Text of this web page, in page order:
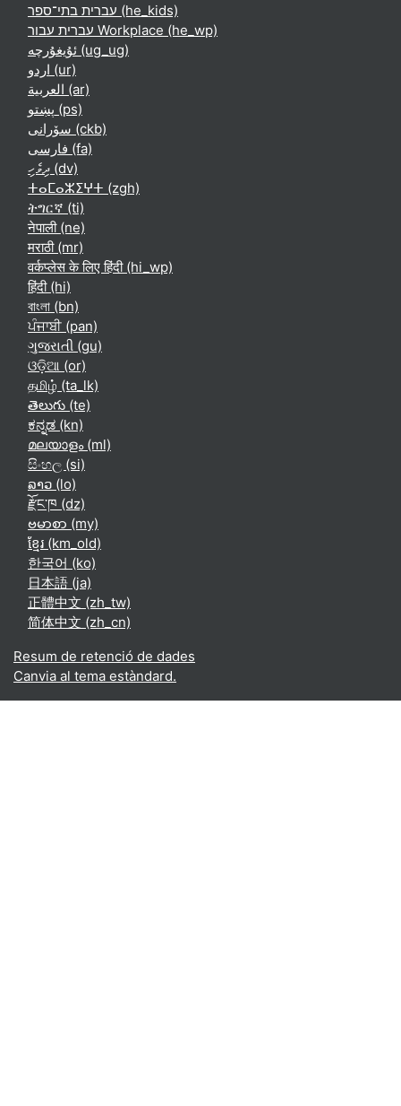
עברית בתי־ספר ‎(he_kids)‎
עברית עבור Workplace ‎(he_wp)‎
ئۇيغۇرچە ‎(ug_ug)‎
اردو ‎(ur)‎
العربية ‎(ar)‎
پښتو ‎(ps)‎
سۆرانی ‎(ckb)‎
فارسی ‎(fa)‎
ދިވެހި ‎(dv)‎
ⵜⴰⵎⴰⵣⵉⵖⵜ ‎(zgh)‎
ትግርኛ ‎(ti)‎
नेपाली ‎(ne)‎
मराठी ‎(mr)‎
वर्कप्लेस के लिए हिंदी ‎(hi_wp)‎
हिंदी ‎(hi)‎
বাংলা ‎(bn)‎
ਪੰਜਾਬੀ ‎(pan)‎
ગુજરાતી ‎(gu)‎
ଓଡ଼ିଆ ‎(or)‎
தமிழ் ‎(ta_lk)‎
తెలుగు ‎(te)‎
ಕನ್ನಡ ‎(kn)‎
മലയാളം ‎(ml)‎
සිංහල ‎(si)‎
ລາວ ‎(lo)‎
རྫོང་ཁ ‎(dz)‎
ဗမာစာ ‎(my)‎
ខ្មែរ ‎(km_old)‎
한국어 ‎(ko)‎
日本語 ‎(ja)‎
正體中文 ‎(zh_tw)‎
简体中文 ‎(zh_cn)‎
Resum de retenció de dades
Canvia al tema estàndard.